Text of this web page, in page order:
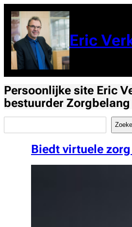
naar
de
inhoud
Eric
Persoonlijke site Eric
bestuurder
Biedt virtuele